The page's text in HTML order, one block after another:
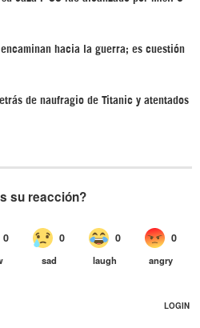
encaminan hacia la guerra; es cuestión
de naufragio de Titanic y atentados